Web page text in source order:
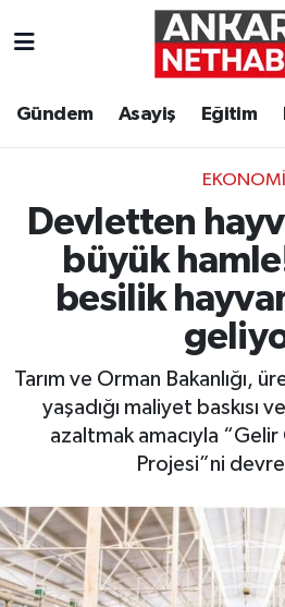
Gündem Asayiş Eğitim
EKONOMI
Devletten
büyük
besilik
Tarım ve Orman Bakanlığı,
yaşadığı maliyet baskısı
azaltmak amacıyla
Projesi”ni
Ekonomi
Gündem
Kim Kimdir Nereli
Resmi İlanlar
Siyaset
Spor
Ankara Hava Durumu
Tüm Manşetler
Son Dakika Haberleri